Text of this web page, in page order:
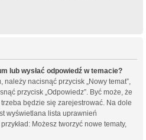
lub wysłać odpowiedź w temacie?
nacisnąć przycisk „Nowy temat”,
przycisk „Odpowiedz”. Być może, że
będzie się zarejestrować. Na dole
wyświetlana lista uprawnień
Możesz tworzyć nowe tematy,